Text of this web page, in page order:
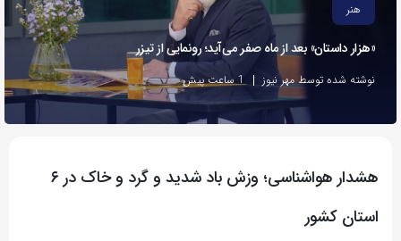
لینک
هنر
«هزار داستان» بعد از ماه صفر می‌آید؛ رونمایی از تیزر
نوشته شده توسط مهر نیوز 1 ساعت پیش
هشدار هواشناسی؛ وزش باد شدید و گرد و خاک در ۶
استان کشور